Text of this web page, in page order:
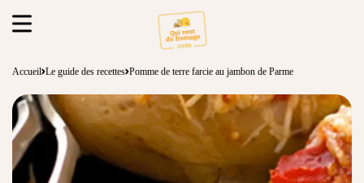
Accueil Le guide des recettes Pomme de terre farcie au jambon de Parme